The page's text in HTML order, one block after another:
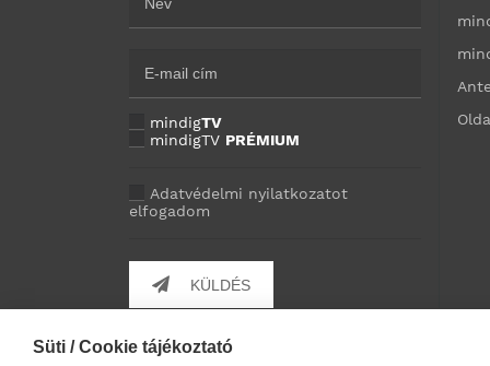
mindigTV
mindigTV PRÉMIUM
Adatvédelmi nyilatkozatot
elfogadom
KÜLDÉS
Süti / Cookie tájékoztató